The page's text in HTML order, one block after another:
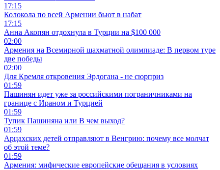
17:15
Колокола по всей Армении бьют в набат
17:15
Анна Акопян отдохнула в Турции на $100 000
02:00
Армения на Всемирной шахматной олимпиаде: В первом туре
две победы
02:00
Для Кремля откровения Эрдогана - не сюрприз
01:59
Пашинян идет уже за российскими пограничниками на
границе с Ираном и Турцией
01:59
Тупик Пашиняна или В чем выход?
01:59
Арцахских детей отправляют в Венгрию: почему все молчат
об этой теме?
01:59
Армения: мифические европейские обещания в условиях